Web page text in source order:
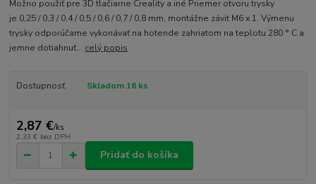
Možno použiť pre 3D tlačiarne Creality a iné Priemer otvoru trysky
je 0,25 / 0,3 / 0,4 / 0,5 / 0,6 / 0,7 / 0,8 mm, montážne závit M6 x 1. Výmenu
trysky odporúčame vykonávať na hotende zahriatom na teplotu 280 ° C a
jemne dotiahnuť... celý popis
Dostupnosť Skladom 16 ks
2,87 €/ks
2,33 € bez DPH
Pridať do košíka